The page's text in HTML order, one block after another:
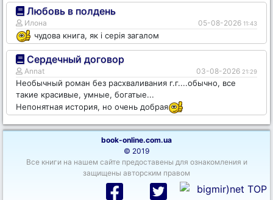
Любовь в полдень
Илона 05-08-2026 11:43
чудова книга, як і серія загалом
Сердечный договор
Annat 03-08-2026 21:29
Необычный роман без расхваливания г.г....обычно, все
такие красивые, умные, богатые...
Непонятная история, но очень добрая
book-online.com.ua
© 2019
Все книги на нашем сайте предоставены для ознакомления и
защищены авторским правом